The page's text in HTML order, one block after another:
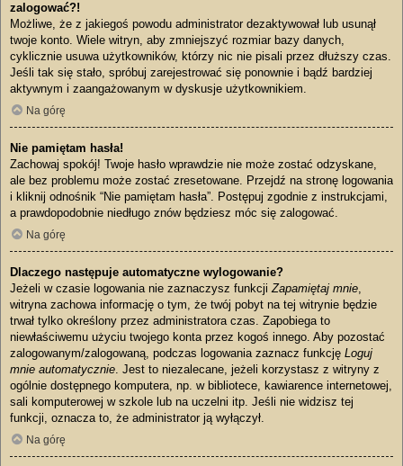
zalogować?!
Możliwe, że z jakiegoś powodu administrator dezaktywował lub usunął
twoje konto. Wiele witryn, aby zmniejszyć rozmiar bazy danych,
cyklicznie usuwa użytkowników, którzy nic nie pisali przez dłuższy czas.
Jeśli tak się stało, spróbuj zarejestrować się ponownie i bądź bardziej
aktywnym i zaangażowanym w dyskusje użytkownikiem.
Na górę
Nie pamiętam hasła!
Zachowaj spokój! Twoje hasło wprawdzie nie może zostać odzyskane,
ale bez problemu może zostać zresetowane. Przejdź na stronę logowania
i kliknij odnośnik “Nie pamiętam hasła”. Postępuj zgodnie z instrukcjami,
a prawdopodobnie niedługo znów będziesz móc się zalogować.
Na górę
Dlaczego następuje automatyczne wylogowanie?
Jeżeli w czasie logowania nie zaznaczysz funkcji Zapamiętaj mnie
witryna zachowa informację o tym, że twój pobyt na tej witrynie będzie
trwał tylko określony przez administratora czas. Zapobiega to
niewłaściwemu użyciu twojego konta przez kogoś innego. Aby pozostać
zalogowanym/zalogowaną, podczas logowania zaznacz funkcję Loguj
mnie automatycznie . Jest to niezalecane, jeżeli korzystasz z witryny z
ogólnie dostępnego komputera, np. w bibliotece, kawiarence internetowej,
sali komputerowej w szkole lub na uczelni itp. Jeśli nie widzisz tej
funkcji, oznacza to, że administrator ją wyłączył.
Na górę